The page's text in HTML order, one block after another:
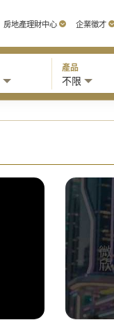
房地產理財中心 企業徵才
產品
不限